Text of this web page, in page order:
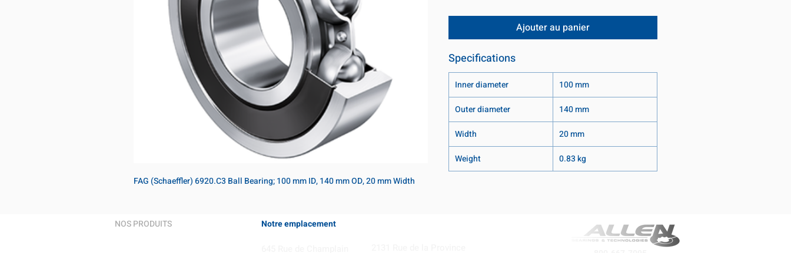
FAG (Schaeffler) 6920.C3 Ball Bearing; 100 mm ID, 140 mm OD, 20 mm Width
Ajouter au panier
Specifications
Inner diameter
100 mm
Outer diameter
140 mm
Width
20 mm
Weight
0.83 kg
NOS PRODUITS Notre emplacement